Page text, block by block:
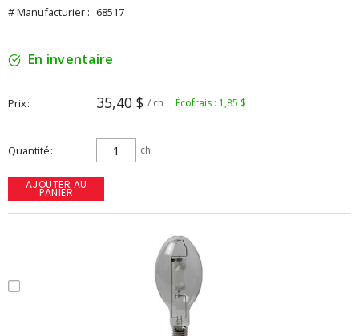
# Manufacturier : 68517
En inventaire
Prix 35,40 $ / ch Écofrais : 1,85 $
Quantité ch
AJOUTER AU
PANIER